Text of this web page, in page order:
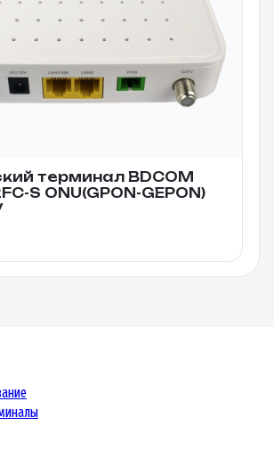
терминал BDCOM
S ONU(GPON-GEPON)